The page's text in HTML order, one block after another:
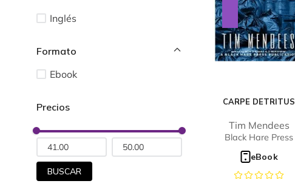
Inglés
Ebook
BUSCAR
CARPE DETRITUS
Tim Mendees
Black Hare Press
eBook